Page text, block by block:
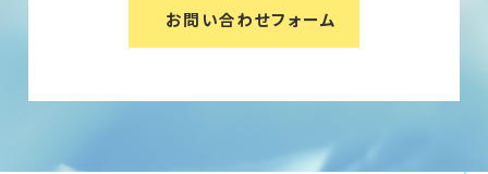
お問い合わせフォーム